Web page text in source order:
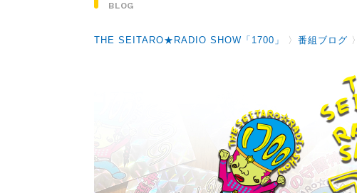
BLOG
THE SEITARO★RADIO SHOW「1700」 〉 番組ブログ 〉